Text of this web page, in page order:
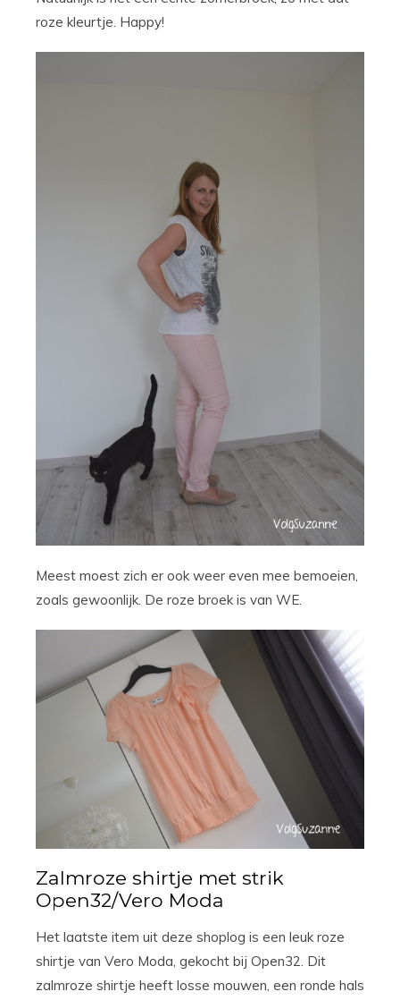
roze kleurtje. Happy!
Meest moest zich er ook weer even mee bemoeien,
zoals gewoonlijk. De roze broek is van WE.
Zalmroze shirtje met strik
Open32/Vero Moda
Het laatste item uit deze shoplog is een leuk roze
shirtje van Vero Moda, gekocht bij Open32. Dit
zalmroze shirtje heeft losse mouwen, een ronde hals